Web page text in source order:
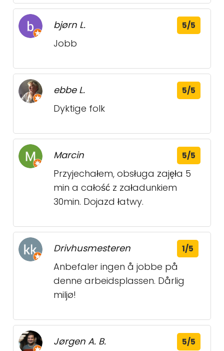
bjørn L. 5/5
Jobb
ebbe L. 5/5
Dyktige folk
Marcin 5/5
Przyjechałem, obsługa zajęła 5
min a całość z załadunkiem
30min. Dojazd łatwy.
Drivhusmesteren 1/5
Anbefaler ingen å jobbe på
denne arbeidsplassen. Dårlig
miljø!
Jørgen A. B. 5/5